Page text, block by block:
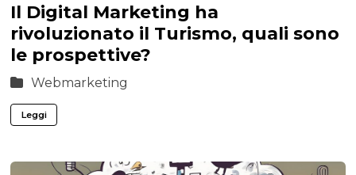
Il Digital Marketing ha
rivoluzionato il Turismo, quali sono
le prospettive?
Webmarketing
Leggi